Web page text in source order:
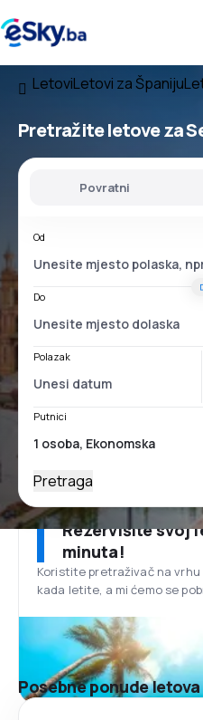
LetoviLetovi za Španiju
Pretražite letove za
Povratni
Od
Do
Polazak
Putnici
Pretraga
Rezervišite svoj
minuta!
Koristite pretraživač na
kada letite, a mi ćemo se
Posebne ponude